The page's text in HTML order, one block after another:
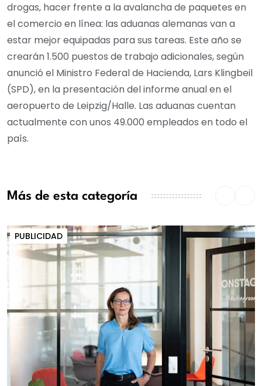
drogas, hacer frente a la avalancha de paquetes en
el comercio en línea: las aduanas alemanas van a
estar mejor equipadas para sus tareas. Este año se
crearán 1.500 puestos de trabajo adicionales, según
anunció el Ministro Federal de Hacienda, Lars Klingbeil
(SPD), en la presentación del informe anual en el
aeropuerto de Leipzig/Halle. Las aduanas cuentan
actualmente con unos 49.000 empleados en todo el
país.
Más de esta categoría
PUBLICIDAD